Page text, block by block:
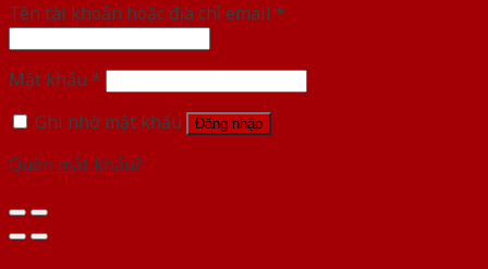
Tên tài khoản hoặc địa chỉ email *
Mật khẩu *
Ghi nhớ mật khẩu
Đăng nhập
Quên mật khẩu?